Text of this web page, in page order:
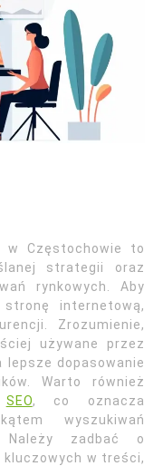
w Częstochowie to
strategii oraz
rynkowych. Aby
internetową,
Zrozumienie,
używane przez
dopasowanie
Warto również
SEO, co oznacza
wyszukiwań
Należy zadbać o
kluczowych w treści,